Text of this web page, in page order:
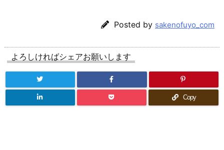
Posted by sakenofuyo_com
よろしければシェアお願いします
Copy